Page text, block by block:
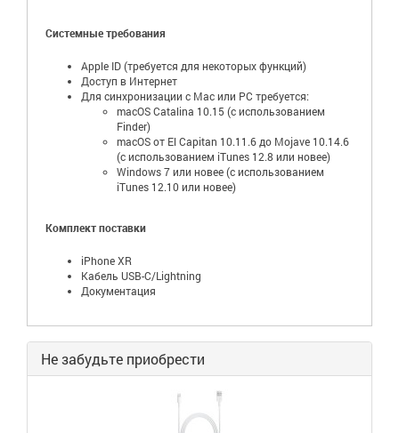
Системные требования
Apple ID (требуется для некоторых функций)
Доступ в Интернет
Для синхронизации с Mac или PC требуется:
macOS Catalina 10.15 (с использованием
Finder)
macOS от El Capitan 10.11.6 до Mojave 10.14.6
(с использованием iTunes 12.8 или новее)
Windows 7 или новее (с использованием
iTunes 12.10 или новее)
Комплект поставки
iPhone XR
Кабель USB-C/Lightning
Документация
Не забудьте приобрести